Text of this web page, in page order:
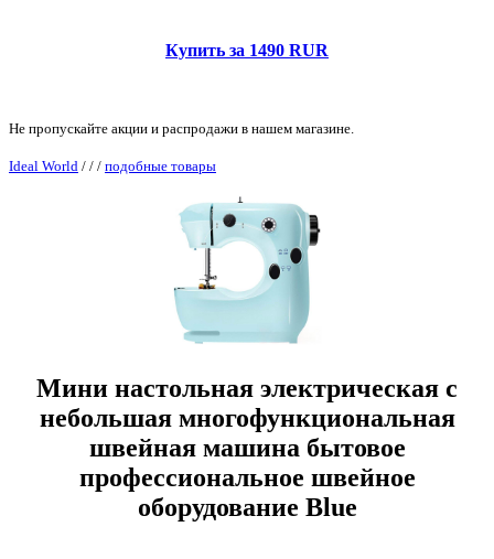
Купить за 1490 RUR
Не пропускайте акции и распродажи в нашем магазине.
Ideal World / / / подобные товары
Мини настольная электрическая c
небольшая многофункциональная
швейная машина бытовое
профессиональное швейное
оборудование Blue